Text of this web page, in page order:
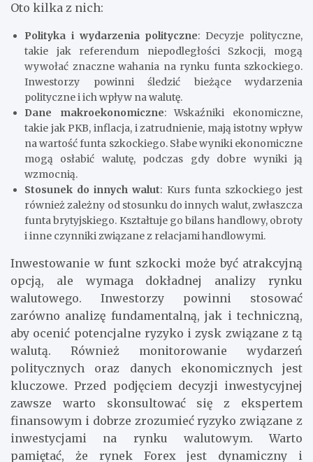
Oto kilka z nich:
Polityka i wydarzenia polityczne: Decyzje polityczne,
takie jak referendum niepodległości Szkocji, mogą
wywołać znaczne wahania na rynku funta szkockiego.
Inwestorzy powinni śledzić bieżące wydarzenia
polityczne i ich wpływ na walutę.
Dane makroekonomiczne: Wskaźniki ekonomiczne,
takie jak PKB, inflacja, i zatrudnienie, mają istotny wpływ
na wartość funta szkockiego. Słabe wyniki ekonomiczne
mogą osłabić walutę, podczas gdy dobre wyniki ją
wzmocnią.
Stosunek do innych walut: Kurs funta szkockiego jest
również zależny od stosunku do innych walut, zwłaszcza
funta brytyjskiego. Kształtuje go bilans handlowy, obroty
i inne czynniki związane z relacjami handlowymi.
Inwestowanie w funt szkocki może być atrakcyjną
opcją, ale wymaga dokładnej analizy rynku
walutowego. Inwestorzy powinni stosować
zarówno analizę fundamentalną, jak i techniczną,
aby ocenić potencjalne ryzyko i zysk związane z tą
walutą. Również monitorowanie wydarzeń
politycznych oraz danych ekonomicznych jest
kluczowe. Przed podjęciem decyzji inwestycyjnej
zawsze warto skonsultować się z ekspertem
finansowym i dobrze zrozumieć ryzyko związane z
inwestycjami na rynku walutowym. Warto
pamiętać, że rynek Forex jest dynamiczny i